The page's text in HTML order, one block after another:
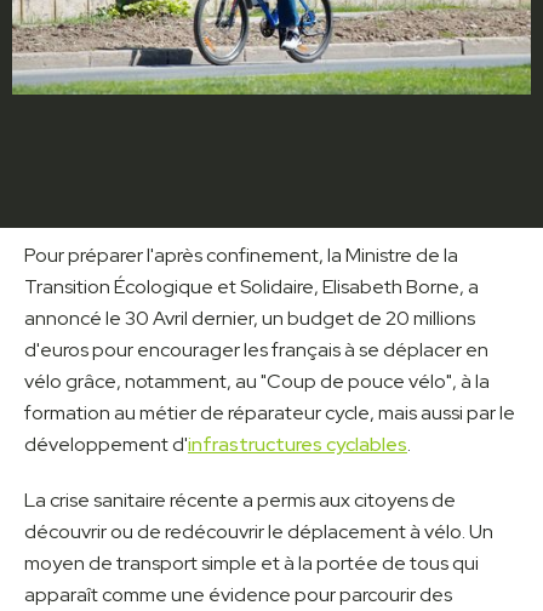
Pour préparer l'après confinement, la Ministre de la
Transition Écologique et Solidaire, Elisabeth Borne, a
annoncé le 30 Avril dernier, un budget de 20 millions
d'euros pour encourager les français à se déplacer en
vélo grâce, notamment, au "Coup de pouce vélo", à la
formation au métier de réparateur cycle, mais aussi par le
développement d'infrastructures cyclables.
La crise sanitaire récente a permis aux citoyens de
découvrir ou de redécouvrir le déplacement à vélo. Un
moyen de transport simple et à la portée de tous qui
apparaît comme une évidence pour parcourir des